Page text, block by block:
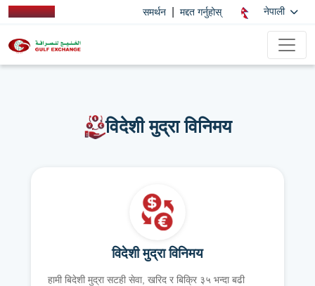
समर्थन मद्दत गर्नुहोस् नेपाली
विदेशी मुद्रा विनिमय
विदेशी मुद्रा विनिमय
हामी बिदेशी मुद्रा सटही सेवा, खरिद र बिक्रि ३५ भन्दा बढी